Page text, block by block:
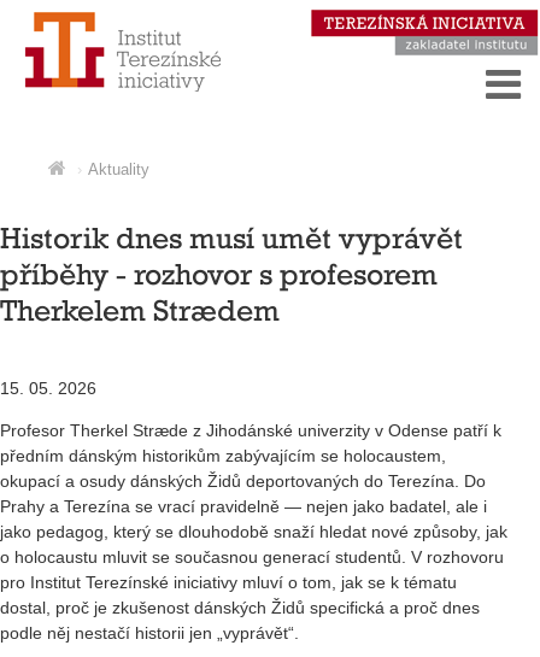
Aktuality
Historik dnes musí umět vyprávět
příběhy - rozhovor s profesorem
Therkelem Strædem
15. 05. 2026
Profesor Therkel Stræde z Jihodánské univerzity v Odense patří k
předním dánským historikům zabývajícím se holocaustem,
okupací a osudy dánských Židů deportovaných do Terezína. Do
Prahy a Terezína se vrací pravidelně — nejen jako badatel, ale i
jako pedagog, který se dlouhodobě snaží hledat nové způsoby, jak
o holocaustu mluvit se současnou generací studentů. V rozhovoru
pro Institut Terezínské iniciativy mluví o tom, jak se k tématu
dostal, proč je zkušenost dánských Židů specifická a proč dnes
podle něj nestačí historii jen „vyprávět“.